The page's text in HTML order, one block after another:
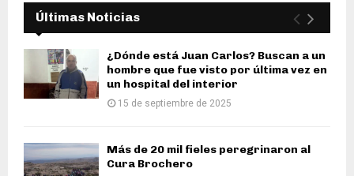
Últimas Noticias
¿Dónde está Juan Carlos? Buscan a un
hombre que fue visto por última vez en
un hospital del interior
15 de septiembre de 2025
Más de 20 mil fieles peregrinaron al
Cura Brochero